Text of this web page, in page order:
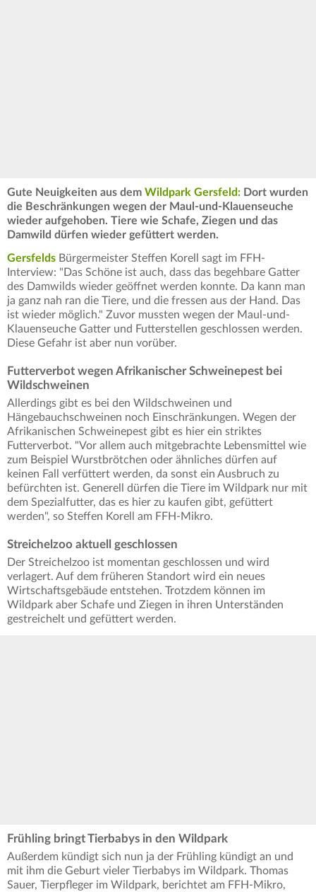
Gute Neuigkeiten aus dem Wildpark Gersfeld: Dort wurden
die Beschränkungen wegen der Maul-und-Klauenseuche
wieder aufgehoben. Tiere wie Schafe, Ziegen und das
Damwild dürfen wieder gefüttert werden.
Gersfelds Bürgermeister Steffen Korell sagt im FFH-
Interview: "Das Schöne ist auch, dass das begehbare Gatter
des Damwilds wieder geöffnet werden konnte. Da kann man
ja ganz nah ran die Tiere, und die fressen aus der Hand. Das
ist wieder möglich." Zuvor mussten wegen der Maul-und-
Klauenseuche Gatter und Futterstellen geschlossen werden.
Diese Gefahr ist aber nun vorüber.
Futterverbot wegen Afrikanischer Schweinepest bei
Wildschweinen
Allerdings gibt es bei den Wildschweinen und
Hängebauchschweinen noch Einschränkungen. Wegen der
Afrikanischen Schweinepest gibt es hier ein striktes
Futterverbot. "Vor allem auch mitgebrachte Lebensmittel wie
zum Beispiel Wurstbrötchen oder ähnliches dürfen auf
keinen Fall verfüttert werden, da sonst ein Ausbruch zu
befürchten ist. Generell dürfen die Tiere im Wildpark nur mit
dem Spezialfutter, das es hier zu kaufen gibt, gefüttert
werden", so Steffen Korell am FFH-Mikro.
Streichelzoo aktuell geschlossen
Der Streichelzoo ist momentan geschlossen und wird
verlagert. Auf dem früheren Standort wird ein neues
Wirtschaftsgebäude entstehen. Trotzdem können im
Wildpark aber Schafe und Ziegen in ihren Unterständen
gestreichelt und gefüttert werden.
Frühling bringt Tierbabys in den Wildpark
Außerdem kündigt sich nun ja der Frühling kündigt an und
mit ihm die Geburt vieler Tierbabys im Wildpark. Thomas
Sauer, Tierpfleger im Wildpark, berichtet am FFH-Mikro,